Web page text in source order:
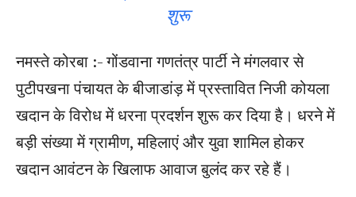
शुरू
नमस्ते कोरबा :- गोंडवाना गणतंत्र पार्टी ने मंगलवार से
पुटीपखना पंचायत के बीजाडांड़ में प्रस्तावित निजी कोयला
खदान के विरोध में धरना प्रदर्शन शुरू कर दिया है। धरने में
बड़ी संख्या में ग्रामीण, महिलाएं और युवा शामिल होकर
खदान आवंटन के खिलाफ आवाज बुलंद कर रहे हैं।